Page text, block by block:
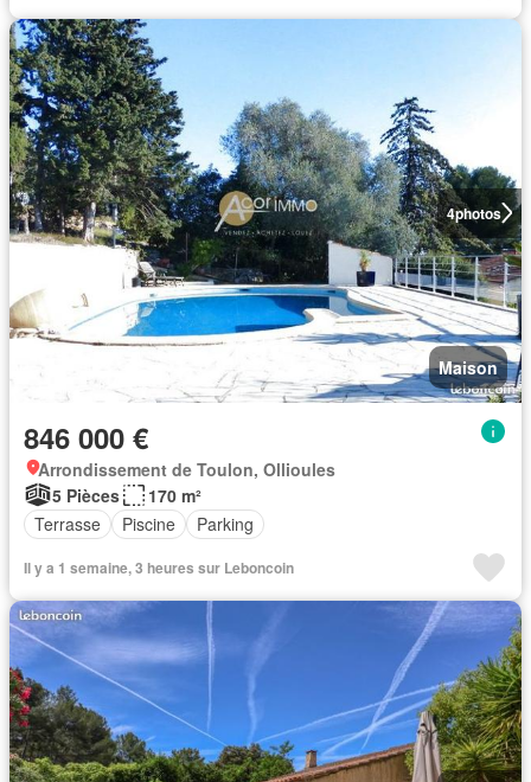
4photos
Maison
846 000 €
Arrondissement de Toulon, Ollioules
5 Pièces
170 m²
Terrasse
Piscine Parking
Il y a 1 semaine, 3 heures sur Leboncoin